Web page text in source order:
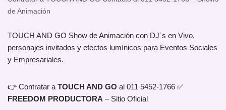
de Animación
TOUCH AND GO Show de Animación con DJ´s en Vivo,
personajes invitados y efectos lumínicos para Eventos Sociales
y Empresariales.
👉 Contratar a TOUCH AND GO al 011 5452-1766 ✅
FREEDOM PRODUCTORA – Sitio Oficial